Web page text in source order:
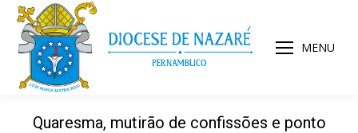
MENU
Quaresma, mutirão de confissões e ponto